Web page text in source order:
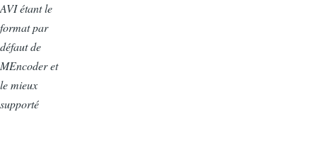
AVI étant le
format par
défaut de
MEncoder et
le mieux
supporté